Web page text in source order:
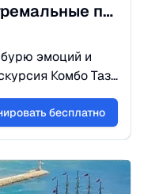
Комбо Тази 6 в 1 — экстремальные приключения и природа
бурю эмоций и
Комбо Тази
и невероятные
бесплатно